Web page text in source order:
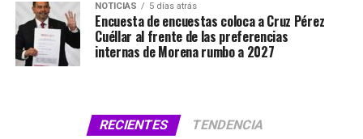
NOTICIAS 5 días atrás
Encuesta de encuestas coloca a Cruz Pérez
Cuéllar al frente de las preferencias
internas de Morena rumbo a 2027
RECIENTES TENDENCIA